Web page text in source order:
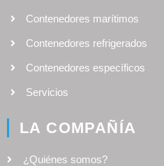
Contenedores marítimos
Contenedores refrigerados
Contenedores específicos
Servicios
LA COMPAÑÍA
¿Quiénes somos?